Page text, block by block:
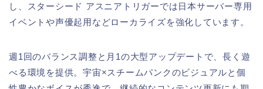
し、スターシード アスニアトリガーでは日本サーバー専用
イベントや声優起用などローカライズを強化しています。
週1回のバランス調整と月1の大型アップデートで、長く遊
べる環境を提供。宇宙×スチームパンクのビジュアルと個